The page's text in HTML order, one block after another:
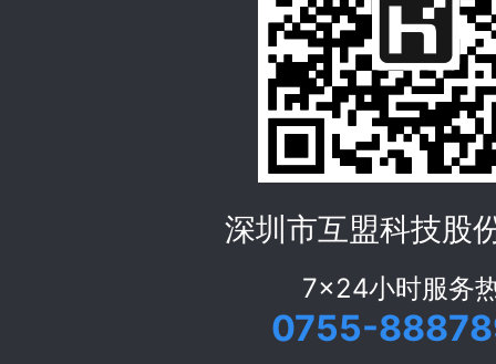
深圳市互盟科技股
7x24小时服务
0755-